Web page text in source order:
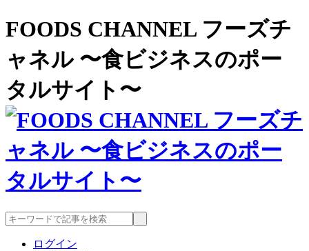
FOODS CHANNEL フーズチ
ャネル 〜食ビジネスのポー
タルサイト〜
ログイン